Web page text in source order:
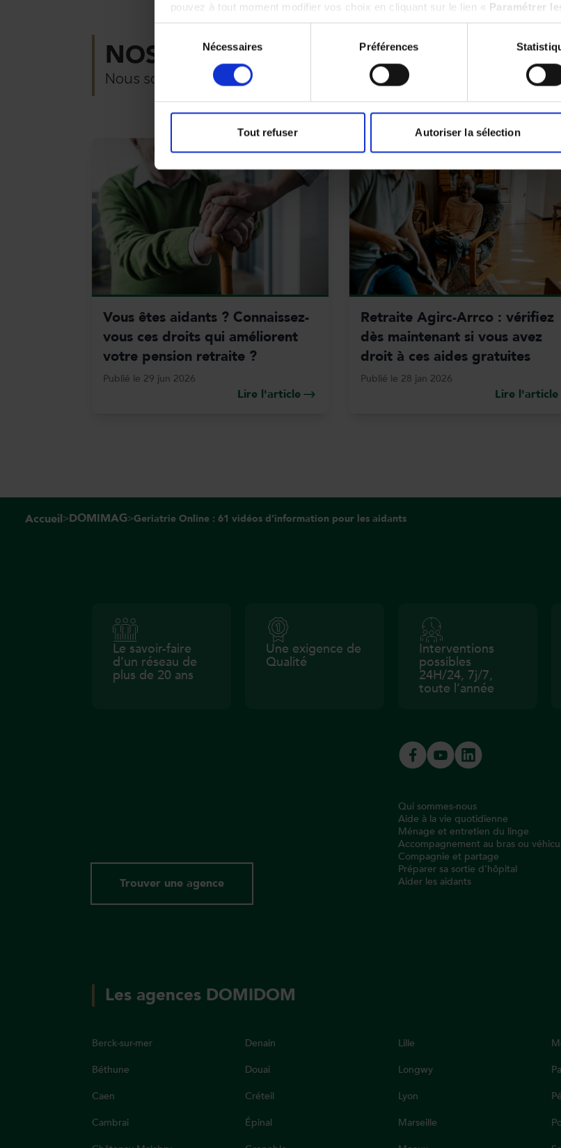
pouvez à tout moment modifier vos choix en cliquant sur le lien « Paramétrer
du
consentement
Nécessaires Préférences
Tout refuser Autoriser la sélection
NOS AUTRES ACTUALITÉS
Nous sommes là pour vous accompagner et simplifier votre quotidien
Vous êtes aidants ? Connaissez-
vous ces droits qui améliorent
votre pension retraite ?
Publié le 29 jun 2026
Lire l'article
Retraite Agirc-Arrco : vérifiez
dès maintenant si vous avez
droit à ces aides gratuites
Publié le 28 jan 2026
Lire l'article
Accueil>DOMIMAG>Geriatrie Online : 61 vidéos d’information pour les aidants
Le savoir-faire
d’un réseau de
plus de 20 ans
Une exigence de
Qualité
Interventions
possibles
24H/24, 7j/7,
toute l’année
Trouver une agence
Qui sommes-nous
Aide à la vie quotidienne
Ménage et entretien du linge
Accompagnement au bras ou
Compagnie et partage
Préparer sa sortie d'hôpital
Aider les aidants
Les agences DOMIDOM
Berck-sur-mer
Béthune
Caen
Cambrai
Denain
Douai
Créteil
Épinal
Lille
Longwy
Lyon
Marseille